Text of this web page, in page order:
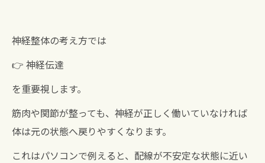
神経整体の考え方では
👉 神経伝達
を重要視します。
筋肉や関節が整っても、神経が正しく働いていなければ
体は元の状態へ戻りやすくなります。
これはパソコンで例えると、配線が不安定な状態に近い